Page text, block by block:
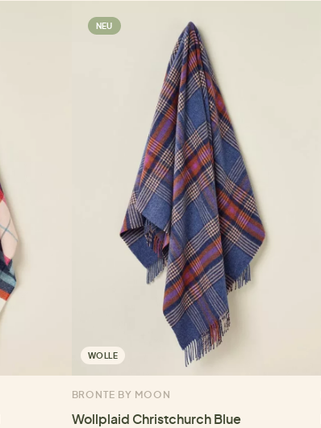
NEU
WOLLE
BRONTE BY MOON
Wollplaid Christchurch Blue